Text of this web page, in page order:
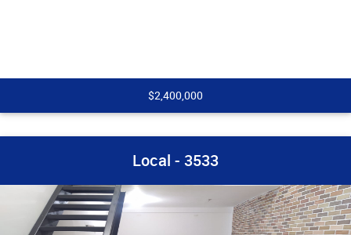
$2,400,000
Local - 3533